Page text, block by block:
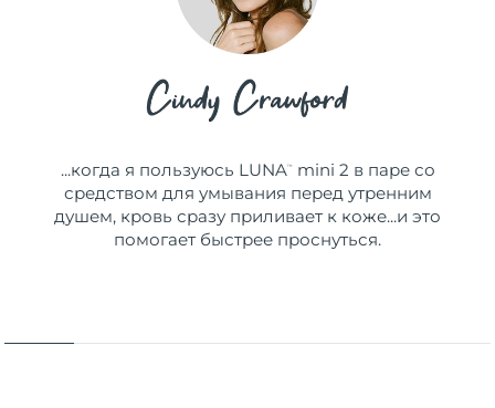
...когда я пользуюсь LUNA ™
mini 2 в паре со
средством для умывания перед утренним
душем, кровь сразу приливает к коже...и это
помогает быстрее проснуться.